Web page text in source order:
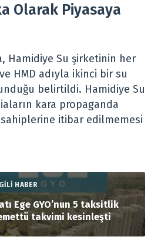
Olarak Piyasaya
Hamidiye Su şirketinin her
HMD adıyla ikinci bir su
belirtildi. Hamidiye Su
kara propaganda
itibar edilmemesi
HABER
Ege GYO’nun 5 taksitlik
takvimi kesinleşti